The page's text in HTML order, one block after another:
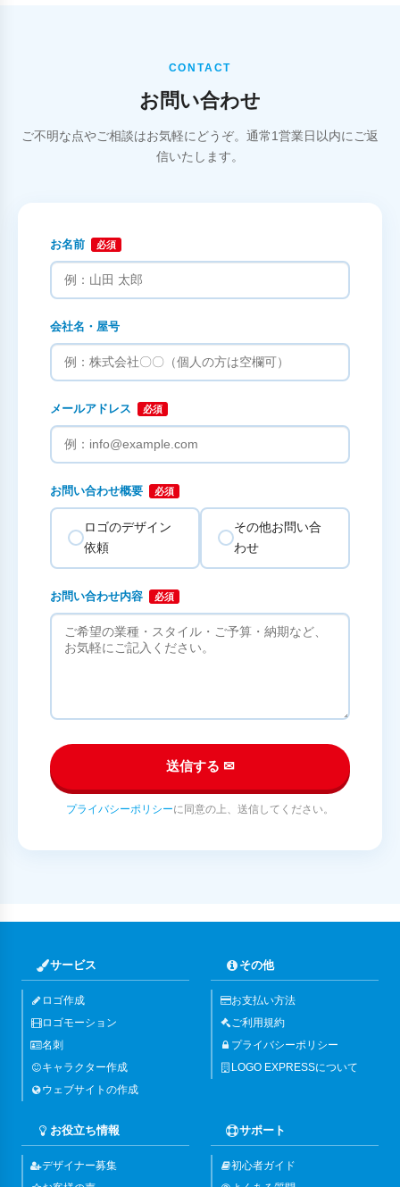
CONTACT
お問い合わせ
ご不明な点やご相談はお気軽にどうぞ。通常1営業日以内にご返
信いたします。
お名前 必須
会社名・屋号
メールアドレス 必須
お問い合わせ概要 必須
ロゴのデザイン
依頼
その他お問い合
わせ
お問い合わせ内容 必須
送信する ✉
プライバシーポリシーに同意の上、送信してください。
サービス
ロゴ作成
ロゴモーション
名刺
キャラクター作成
ウェブサイトの作成
その他
お支払い方法
ご利用規約
プライバシーポリシー
LOGO EXPRESSについて
お役立ち情報
デザイナー募集
サポート
初心者ガイド